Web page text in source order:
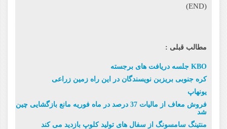
(END)
مطالب قبلی :
جلسه دریافت های برجسته KBO
کره جنوبی بریزبن نویسندگان در این راه زمین زراعی
یونهاپ
فروش معاف از مالیات 37 درصد در ماه فوریه مانع بازگشایی چین
شد
منتینگ سامسونگ از سفال های تولید کلوپ بازدید می کند